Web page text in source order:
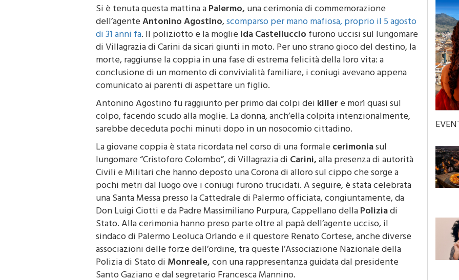
Si è tenuta questa mattina aPalermo, una cerimonia di commemorazione
dell’agenteAntonino Agostino scomparso per mano mafiosa, proprio il 5 agosto
di 31 anni fa . Il poliziotto e la moglieIda Castellucciofurono uccisi sul lungomare
di Villagrazia di Carini da sicari giunti in moto. Per uno strano gioco del destino, la
morte, raggiunse la coppia in una fase di estrema felicità della loro vita: a
conclusione di un momento di convivialità familiare, i coniugi avevano appena
comunicato ai parenti di aspettare un figlio.
Antonino Agostino fu raggiunto per primo dai colpi deikillere morì quasi sul
colpo, facendo scudo alla moglie. La donna, anch’ella colpita intenzionalmente,
sarebbe deceduta pochi minuti dopo in un nosocomio cittadino.
La giovane coppia è stata ricordata nel corso di una formalecerimoniasul
lungomare “Cristoforo Colombo”, di Villagrazia diCarini, alla presenza di autorità
Civili e Militari che hanno deposto una Corona di alloro sul cippo che sorge a
pochi metri dal luogo ove i coniugi furono trucidati. A seguire, è stata celebrata
una Santa Messa presso la Cattedrale di Palermo officiata, congiuntamente, da
Don Luigi Ciotti e da Padre Massimiliano Purpura, Cappellano dellaPoliziadi
Stato. Alla cerimonia hanno preso parte oltre al papà dell’agente ucciso, il
sindaco di Palermo Leoluca Orlando e il questore Renato Cortese, anche diverse
associazioni delle forze dell’ordine, tra queste l’Associazione Nazionale della
Polizia di Stato diMonreale, con una rappresentanza guidata dal presidente
Santo Gaziano e dal segretario Francesca Mannino.